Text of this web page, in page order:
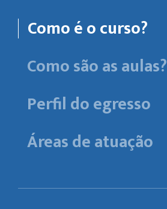
Como é o curso?
Como são as aulas?
Perfil do egresso
Áreas de atuação